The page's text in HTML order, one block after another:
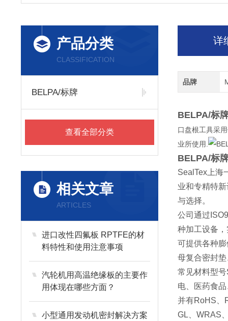
产品分类
CLASSIFICATION
BELPA/标牌
查看全部分类
相关文章
ARTICLES
进口改性四氟板 RPTFE的材
料特性和使用注意事项
汽轮机用高温绝缘板的主要作
用体现在哪些方面？
小型通用发动机密封解决方案
详
品牌
BELPA/标
口盘根工具采
业所使用.
BELPA/标
SealTex 上
业和专精特
与选择。
公司通过
种加工设备
可提供各种
母复合密封
常见材料型号
电、医药食
并有RoHS
GL 、WRAS